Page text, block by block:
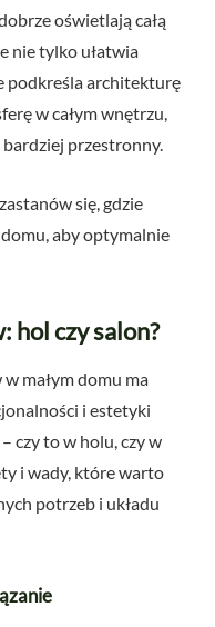
oświetlają całą
nie tylko ułatwia
podkreśla architekturę
w całym wnętrzu,
bardziej przestronny.
się, gdzie
aby optymalnie
hol czy salon?
małym domu ma
i estetyki
czy to w holu, czy w
i wady, które warto
potrzeb i układu